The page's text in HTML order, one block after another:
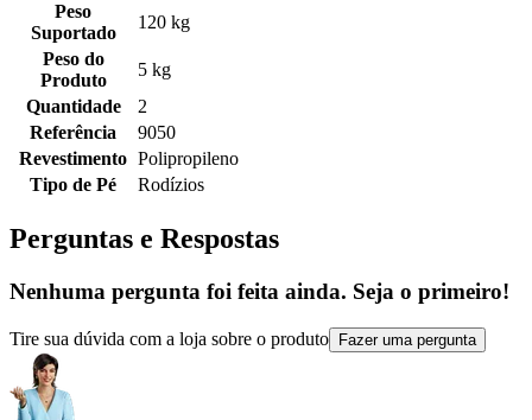
Peso
Suportado
120 kg
Peso do
Produto
5 kg
Quantidade
2
Referência
9050
Revestimento Polipropileno
Tipo de Pé
Rodízios
Perguntas e Respostas
Nenhuma pergunta foi feita ainda. Seja o primeiro!
Tire sua dúvida com a loja sobre o produto Fazer uma pergunta